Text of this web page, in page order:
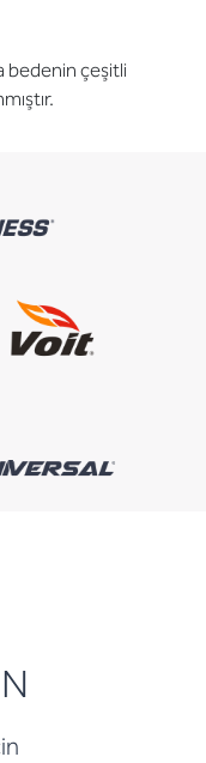
bedenin çeşitli